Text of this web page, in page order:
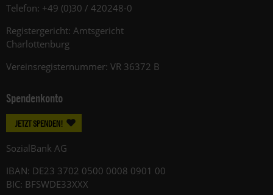
Telefon: +49 (0)30 / 420248-0
Registergericht: Amtsgericht
Charlottenburg
Vereinsregisternummer: VR 36372 B
Spendenkonto
JETZT SPENDEN!
SozialBank AG
IBAN: DE23 3702 0500 0008 0901 00
BIC: BFSWDE33XXX